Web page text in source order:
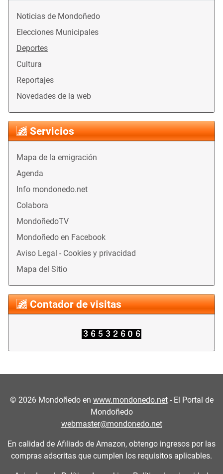
Noticias de Mondoñedo
Elecciones Municipales
Deportes
Cultura
Reportajes
Novedades de la web
Servicios
Mapa de la emigración
Agenda
Info mondonedo.net
Colabora
MondoñedoTV
Mondoñedo en Facebook
Aviso Legal - Cookies y privacidad
Mapa del Sitio
Contador de visitas
© 2026Mondoñedo en www.mondonedo.net- El Portal de
Mondoñedo
webmaster@mondonedo.net
En calidad de Afiliado de Amazon, obtengo ingresos por las
compras adscritas que cumplen los requisitos aplicables.